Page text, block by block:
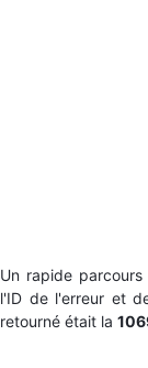
Un rapide
l'ID de l'erreur et
retourné était la